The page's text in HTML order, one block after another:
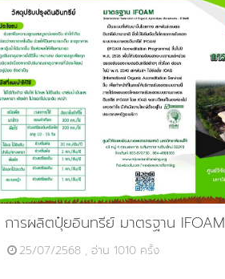
การผลิตปุ๋ยอินทรีย์ มาตรฐาน IFOAM
25/07/2568 , อ่าน 1010 ครั้ง